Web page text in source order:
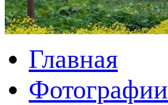
Главная
Фотографии